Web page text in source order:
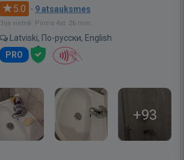
5.0 · 9 atsauksmes
Bija vietnē: Pirms 4st. 26 min.
Latviski, По-русски, English
PRO
+93